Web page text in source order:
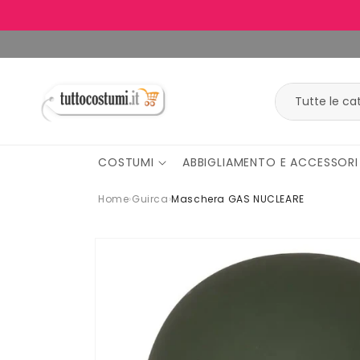
ai contenuti
COSTUMI ABBIGLIAMENTO E ACCESSORI
Home›Guirca›Maschera GAS NUCLEARE